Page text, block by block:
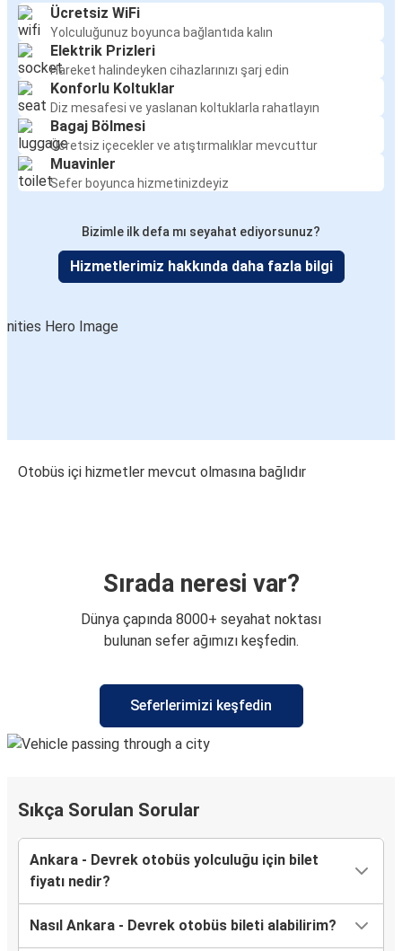
Ücretsiz WiFi
Yolculuğunuz boyunca bağlantıda kalın
Elektrik Prizleri
Hareket halindeyken cihazlarınızı şarj edin
Konforlu Koltuklar
Diz mesafesi ve yaslanan koltuklarla rahatlayın
Bagaj Bölmesi
Ücretsiz içecekler ve atıştırmalıklar mevcuttur
Muavinler
Sefer boyunca hizmetinizdeyiz
Bizimle ilk defa mı seyahat ediyorsunuz?
Hizmetlerimiz hakkında daha fazla bilgi
Otobüs içi hizmetler mevcut olmasına bağlıdır
Sırada neresi var?
Dünya çapında 8000+ seyahat noktası
bulunan sefer ağımızı keşfedin.
Seferlerimizi keşfedin
Sıkça Sorulan Sorular
Ankara - Devrek otobüs yolculuğu için bilet
fiyatı nedir?
Nasıl Ankara - Devrek otobüs bileti alabilirim?